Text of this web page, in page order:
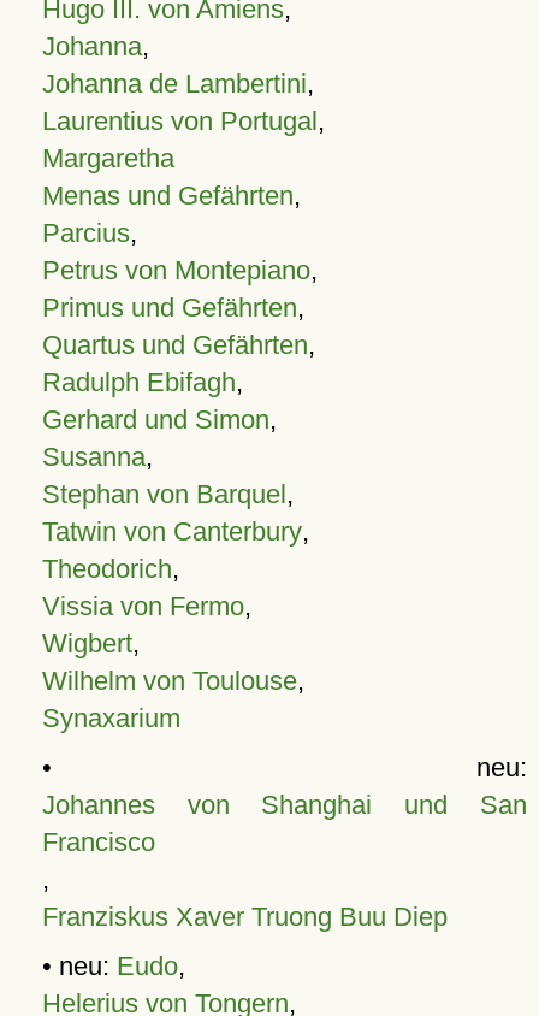
Hugo III. von Amiens,
Johanna,
Johanna de Lambertini,
Laurentius von Portugal,
Margaretha
Menas und Gefährten,
Parcius,
Petrus von Montepiano,
Primus und Gefährten,
Quartus und Gefährten,
Radulph Ebifagh,
Gerhard und Simon,
Susanna,
Stephan von Barquel,
Tatwin von Canterbury,
Theodorich,
Vissia von Fermo,
Wigbert,
Wilhelm von Toulouse,
Synaxarium
• neu:
Johannes von Shanghai und San
Francisco
,
Franziskus Xaver Truong Buu Diep
• neu: Eudo,
Helerius von Tongern,